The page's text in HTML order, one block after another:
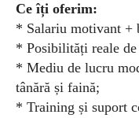
Ce îți oferim:
* Salariu motivant +
* Posibilități reale de
* Mediu de lucru
tânără și faină;
* Training și suport